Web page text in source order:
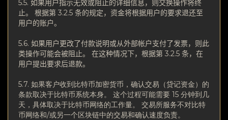
5.5. 如果用户指示无效或阻止的详细信息，则交换操作将终
止。
根据第 3.2.5 条的规定，资金将根据用户的要求退还至
用户的账户。
5.6. 如果用户更改了付款说明或从外部帐户支付了发票，则此
类操作可能会被阻止。
在这种情况下，根据第 3.2.5 条，在
用户提出要求后退款。
5.7. 如果客户收到比特币加密货币，确认交易（贷记资金）的
条款取决于比特币系统本身。 这个过程可能需要 15 分钟到几
天，具体取决于比特币网络的工作量。 交易所服务不对比特
币网络和/或另一个区块链中的交易和确认速度负责。